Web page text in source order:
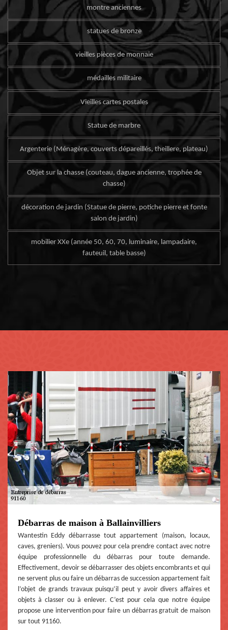
montre anciennes
statues de bronze
vieilles pièces de monnaie
médailles militaire
Vieilles cartes postales
Statue de marbre
Argenterie (Ménagère, couverts dépareillés, theillere, plateau)
Objet sur la chasse (couteau, dague ancienne, trophée de
chasse)
décoration de jardin (Statue de pierre, potiche pierre et fonte
salon de jardin)
mobilier XXe (année 50, 60, 70, luminaire, lampadaire,
fauteuil, table basse)
Débarras de maison à Ballainvilliers
Wantestin Eddy débarrasse tout appartement (maison, locaux,
caves, greniers). Vous pouvez pour cela prendre contact avec notre
équipe professionnelle du débarras pour toute demande.
Effectivement, devoir se débarrasser des objets encombrants et qui
ne servent plus ou faire un débarras de succession appartement fait
l’objet de grands travaux puisqu’il peut y avoir divers affaires et
objets à classer ou à enlever. C’est pour cela que notre équipe
propose une intervention pour faire un débarras gratuit de maison
sur tout 91160.